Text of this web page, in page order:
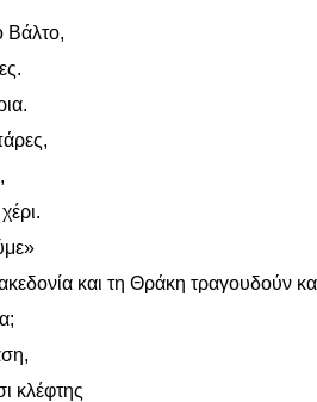
Βάλτο,
και τη Θράκη
κλέφτης